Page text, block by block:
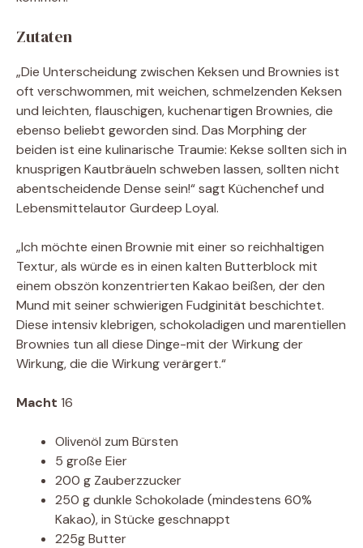
Zutaten
„Die Unterscheidung zwischen Keksen und Brownies ist
oft verschwommen, mit weichen, schmelzenden Keksen
und leichten, flauschigen, kuchenartigen Brownies, die
ebenso beliebt geworden sind. Das Morphing der
beiden ist eine kulinarische Traumie: Kekse sollten sich in
knusprigen Kautbräueln schweben lassen, sollten nicht
abentscheidende Dense sein!“ sagt Küchenchef und
Lebensmittelautor Gurdeep Loyal.
„Ich möchte einen Brownie mit einer so reichhaltigen
Textur, als würde es in einen kalten Butterblock mit
einem obszön konzentrierten Kakao beißen, der den
Mund mit seiner schwierigen Fudginität beschichtet.
Diese intensiv klebrigen, schokoladigen und marentiellen
Brownies tun all diese Dinge-mit der Wirkung der
Wirkung, die die Wirkung verärgert.“
Macht 16
Olivenöl zum Bürsten
5 große Eier
200 g Zauberzzucker
250 g dunkle Schokolade (mindestens 60%
Kakao), in Stücke geschnappt
225g Butter